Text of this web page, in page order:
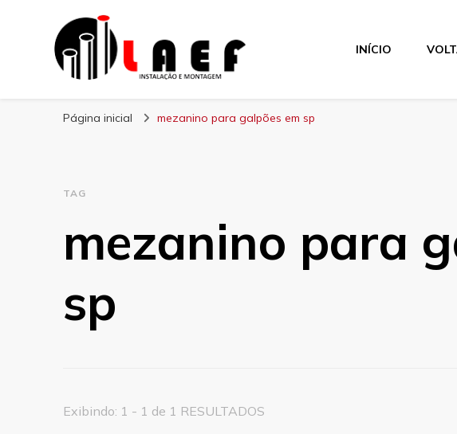
Laef
INÍCIO
Página inicial mezanino para galpões em sp
TAG
mezanino para
sp
Exibindo: 1 - 1 de 1 RESULTADOS